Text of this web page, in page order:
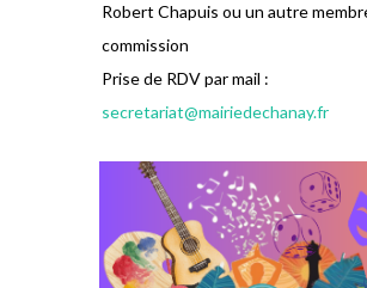
Robert Chapuis ou un autre
commission
Prise de RDV par mail :
secretariat@mairiedechanay.fr